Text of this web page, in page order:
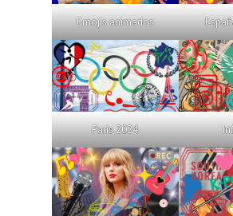
Emojis animados
París 2024